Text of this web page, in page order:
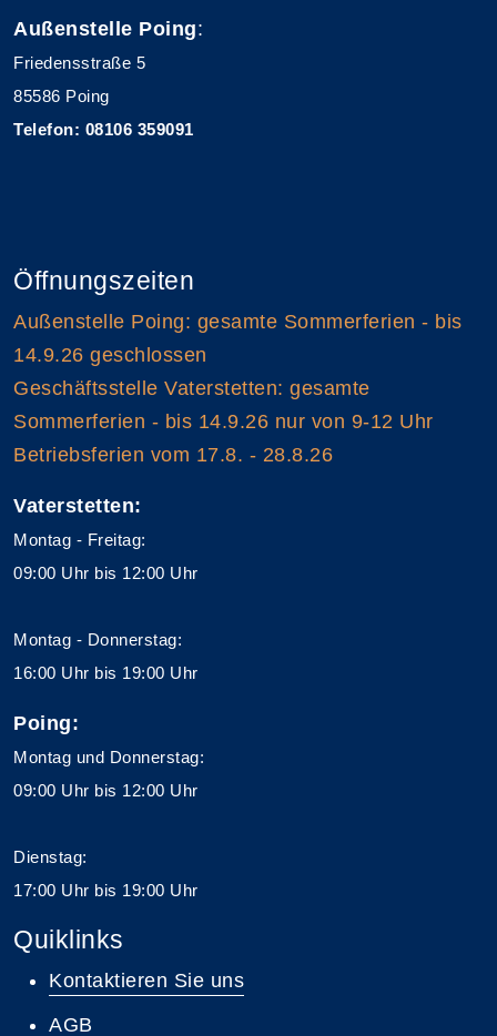
Außenstelle Poing:
Friedensstraße 5
85586 Poing
Telefon: 08106 359091
Öffnungszeiten
Außenstelle Poing: gesamte Sommerferien - bis
14.9.26 geschlossen
Geschäftsstelle Vaterstetten: gesamte
Sommerferien - bis 14.9.26 nur von 9-12 Uhr
Betriebsferien vom 17.8. - 28.8.26
Vaterstetten:
Montag - Freitag:
09:00 Uhr bis 12:00 Uhr
Montag - Donnerstag:
16:00 Uhr bis 19:00 Uhr
Poing:
Montag und Donnerstag:
09:00 Uhr bis 12:00 Uhr
Dienstag:
17:00 Uhr bis 19:00 Uhr
Quiklinks
Kontaktieren Sie uns
AGB